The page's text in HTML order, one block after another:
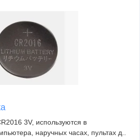
3V, используются в
наручных часах, пультах д..